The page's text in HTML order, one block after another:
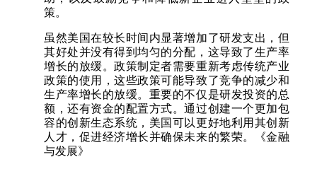
策。
虽然美国在较长时间内显著增加了研发支出，但
其好处并没有得到均匀的分配，这导致了生产率
增长的放缓。政策制定者需要重新考虑传统产业
政策的使用，这些政策可能导致了竞争的减少和
生产率增长的放缓。重要的不仅是研发投资的总
额，还有资金的配置方式。通过创建一个更加包
容的创新生态系统，美国可以更好地利用其创新
人才，促进经济增长并确保未来的繁荣。 《金融
与发展》